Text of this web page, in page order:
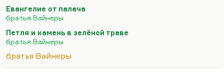
персонажи (как Гоголь любил своих уродов). Нет,
здесь другой мотив. Братья Вайнеры были очень
хорошие советские писатели и очень советские
люди, гораздо более советские, чем случайно у
них получившаяся «Эра милосердия». Я хорошо
Евангелие от палача
братья Вайнеры
Петля и камень в зелёной траве
братья Вайнеры
братья Вайнеры